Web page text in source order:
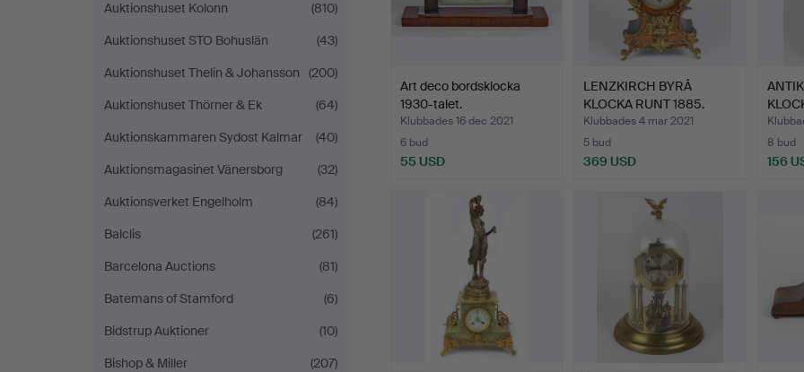
Auktionshuset Kolonn
(810)
Auktionshuset STO Bohuslän
(43)
Auktionshuset Thelin & Johansson
(200)
Auktionshuset Thörner & Ek
(64)
Auktionskammaren Sydost Kalmar
(40)
Auktionsmagasinet Vänersborg
(32)
Auktionsverket Engelholm
(84)
Balclis
(261)
Barcelona Auctions
(81)
Batemans of Stamford
(6)
Bidstrup Auktioner
(10)
Bishop & Miller
(207)
Art deco bordsklocka
1930-talet.
Klubbades 16 dec 2021
6 bud
55 USD
LENZKIRCH BYRÅ
KLOCKA RUNT 1885.
Klubbades 4 mar 2021
5 bud
369 USD
8 bud
156